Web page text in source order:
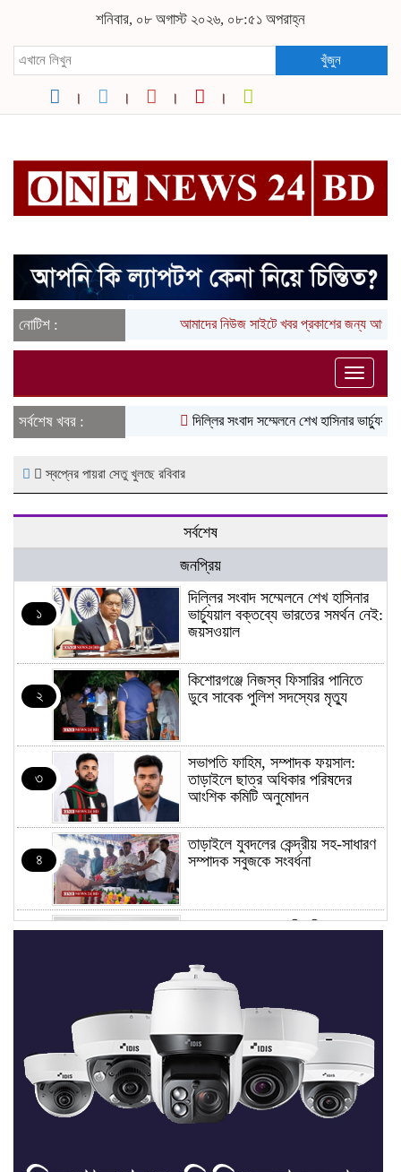
শনিবার, ০৮ অগাস্ট ২০২৬, ০৮:৫১ অপরাহ্ন
খুঁজুন
নোটিশ : আমাদের নিউজ সাইটে খবর প্রকাশের জন্য
Toggle
সর্বশেষ খবর :
দিল্লির সংবাদ সম্মেলনে শেখ হাসিনার
স্বপ্নের পায়রা সেতু খুলছে রবিবার
সর্বশেষ
জনপ্রিয়
১
দিল্লির সংবাদ সম্মেলনে শেখ হাসিনার
ভার্চ্যুয়াল বক্তব্যে ভারতের সমর্থন নেই:
জয়সওয়াল
২
কিশোরগঞ্জে নিজস্ব ফিসারির পানিতে
ডুবে সাবেক পুলিশ সদস্যের মৃত্যু
৩
সভাপতি ফাহিম, সম্পাদক ফয়সাল:
তাড়াইলে ছাত্র অধিকার পরিষদের
আংশিক কমিটি অনুমোদন
৪
তাড়াইলে যুবদলের কেন্দ্রীয় সহ-সাধারণ
সম্পাদক সবুজকে সংবর্ধনা
৪ মন্ত্রণালয়ে নতুন সচিব নিয়োগ, ২
শেখ হাসিনার সঙ্গে পালানোর ফ্লাইট
কীভাবে মিস করেছিলেন সালমান এফ
রহমান
৭
ভাত রান্নার সময় নরম হয়ে গেলে কী
করবেন